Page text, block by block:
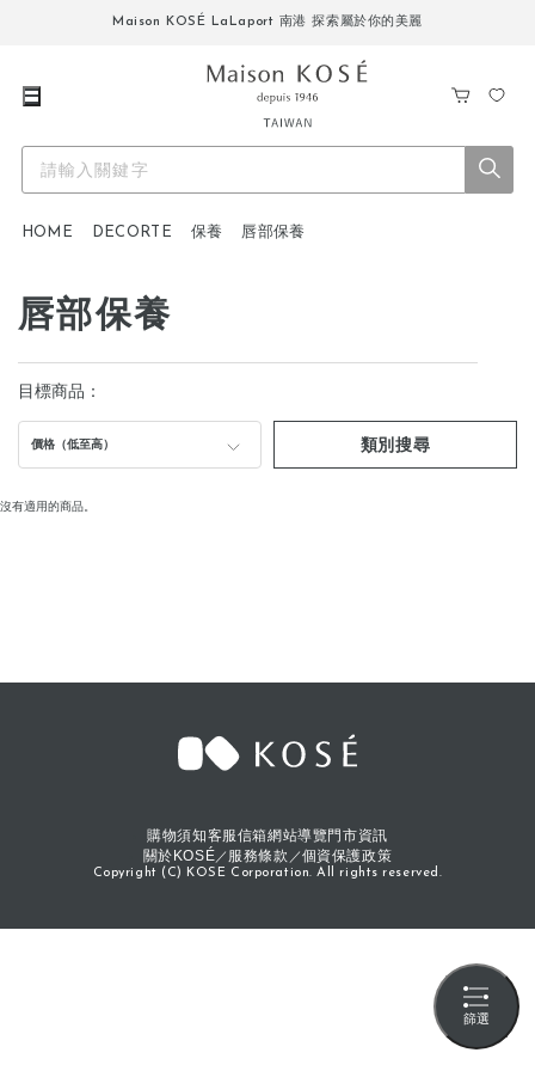
Maison KOSÉ LaLaport 南港 探索屬於你的美麗
HOME DECORTE 保養 唇部保養
篩選
唇部保養
目標商品：
價格（低至高） 類別搜尋
沒有適用的商品。
購物須知客服信箱網站導覽門市資訊
關於KOSÉ
服務條款 個資保護政策
Copyright (C) KOSE Corporation. All rights reserved.